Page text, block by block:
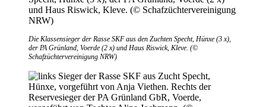
Die Klassensieger der Rasse SKF aus den Zuchten Specht, Hünxe (3 x),
der PA Grünland, Voerde (2 x) und Haus Riswick, Kleve. (©
Schafzüchtervereinigung NRW)